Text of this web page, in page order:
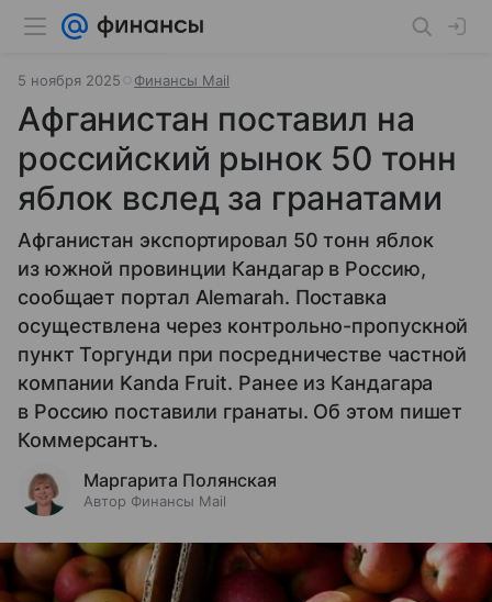
5 ноября 2025 Финансы Mail
Афганистан поставил на
российский рынок 50 тонн
яблок вслед за гранатами
Афганистан экспортировал 50 тонн яблок
из южной провинции Кандагар в Россию,
сообщает портал Alemarah. Поставка
осуществлена через контрольно-пропускной
пункт Торгунди при посредничестве частной
компании Kanda Fruit. Ранее из Кандагара
в Россию поставили гранаты. Об этом пишет
Коммерсантъ.
Маргарита Полянская
Автор Финансы Mail